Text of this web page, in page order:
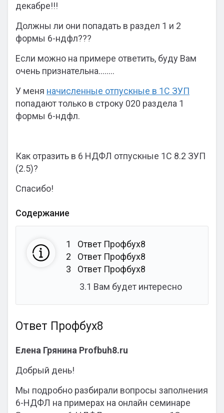
декабре!!!
Должны ли они попадать в раздел 1 и 2
формы 6-ндфл???
Если можно на примере ответить, буду Вам
очень признательна……..
У меня начисленные отпускные в 1С ЗУП
попадают только в строку 020 раздела 1
формы 6-ндфл.
Как отразить в 6 НДФЛ отпускные 1С 8.2 ЗУП
(2.5)?
Спасибо!
Содержание
1
Ответ Профбух8
2
Ответ Профбух8
3
Ответ Профбух8
3.1 Вам будет интересно
Ответ Профбух8
Елена Грянина Profbuh8.ru
Добрый день!
Мы подробно разбирали вопросы заполнения
6-НДФЛ на примерах на онлайн семинаре